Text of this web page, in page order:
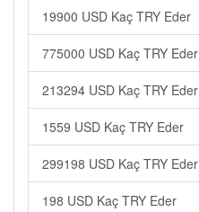
19900 USD Kaç TRY Eder
775000 USD Kaç TRY Eder
213294 USD Kaç TRY Eder
1559 USD Kaç TRY Eder
299198 USD Kaç TRY Eder
198 USD Kaç TRY Eder